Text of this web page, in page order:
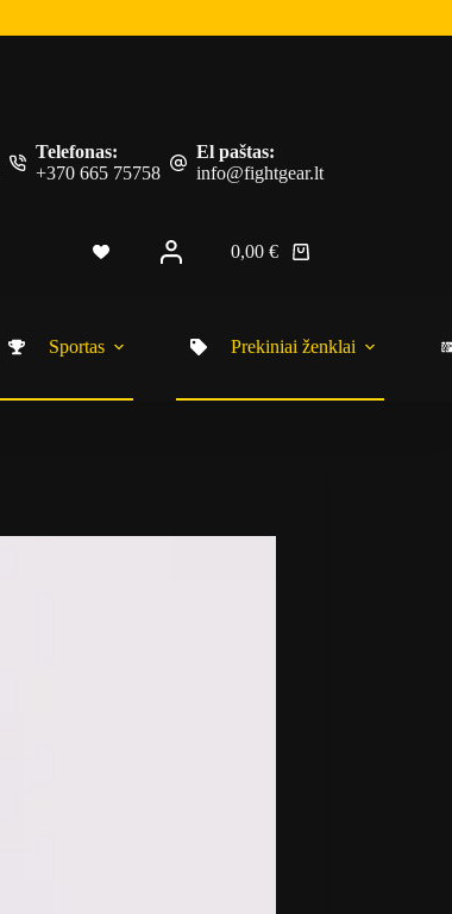
Telefonas:
+370 665 75758
El paštas:
info@fightgear.lt
0,00€
Sportas Prekiniai ženklai